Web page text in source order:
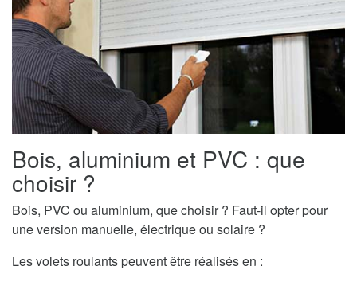
Bois, aluminium et PVC : que
choisir ?
Bois, PVC ou aluminium, que choisir ? Faut-il opter pour
une version manuelle, électrique ou solaire ?
Les volets roulants peuvent être réalisés en :